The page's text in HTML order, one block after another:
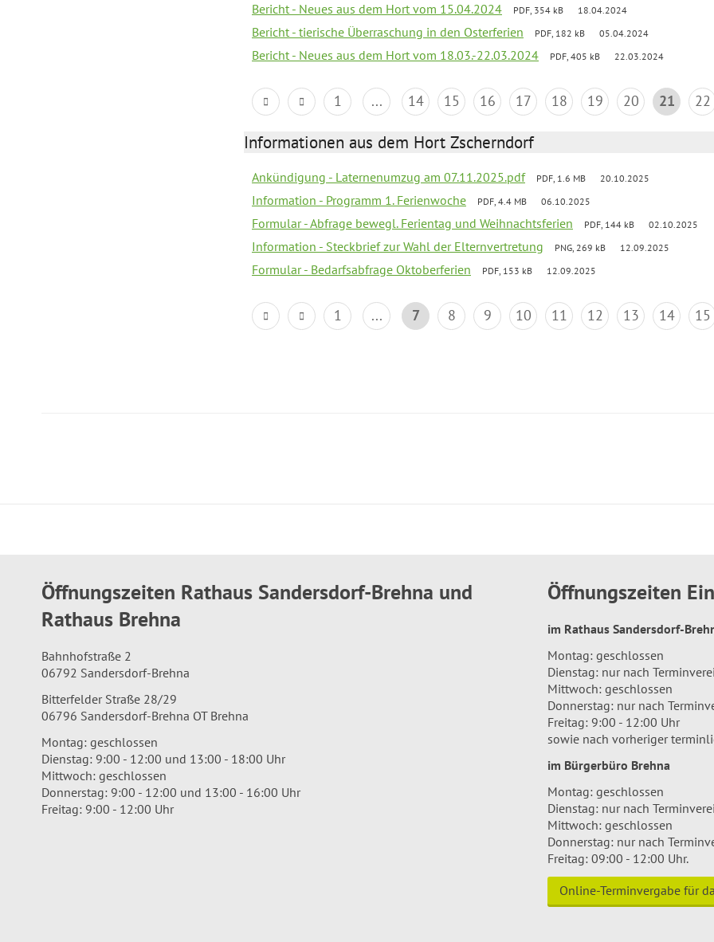
Bericht - Neues aus dem Hort vom 15.04.2024 PDF, 354 kB 18.04.2024
Bericht - tierische Überraschung in den Osterferien PDF, 182 kB 05.04.2024
Bericht - Neues aus dem Hort vom 18.03.-22.03.2024 PDF, 405 kB 22.03.2024
1 ... 14 15 16 17 18 19 20 21 22
Informationen aus dem Hort Zscherndorf
Ankündigung - Laternenumzug am 07.11.2025.pdf PDF, 1.6 MB 20.10.2025
Information - Programm 1. Ferienwoche PDF, 4.4 MB 06.10.2025
Formular - Abfrage bewegl. Ferientag und Weihnachtsferien PDF, 144 kB 02.10.2025
Information - Steckbrief zur Wahl der Elternvertretung PNG, 269 kB 12.09.2025
Formular - Bedarfsabfrage Oktoberferien PDF, 153 kB 12.09.2025
1 ... 7 8 9 10 11 12 13 14 15
Öffnungszeiten Rathaus Sandersdorf-Brehna und
Rathaus Brehna
Bahnhofstraße 2
06792 Sandersdorf-Brehna
Bitterfelder Straße 28/29
06796 Sandersdorf-Brehna OT Brehna
Montag: geschlossen
Dienstag: 9:00 - 12:00 und 13:00 - 18:00 Uhr
Mittwoch: geschlossen
Donnerstag: 9:00 - 12:00 und 13:00 - 16:00 Uhr
Freitag: 9:00 - 12:00 Uhr
Öffnungszeiten
im Rathaus Sandersdorf-
Montag: geschlossen
Dienstag: nur nach
Mittwoch: geschlossen
Donnerstag: nur nach
Freitag: 9:00 - 12:00 Uhr
sowie nach vorheriger
im Bürgerbüro Brehna
Montag: geschlossen
Dienstag: nur nach
Mittwoch: geschlossen
Donnerstag: nur nach
Freitag: 09:00 - 12:00 Uhr.
Online-Terminvergabe für